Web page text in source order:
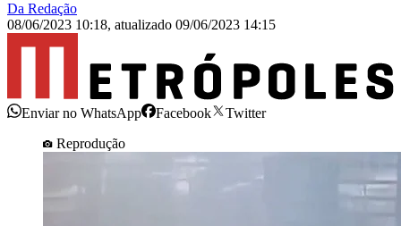
Da Redação
08/06/2023 10:18, atualizado 09/06/2023 14:15
Enviar no WhatsApp Facebook
Twitter
Reprodução